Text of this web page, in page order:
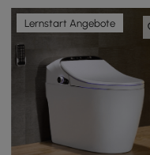
Lernstart Angebote